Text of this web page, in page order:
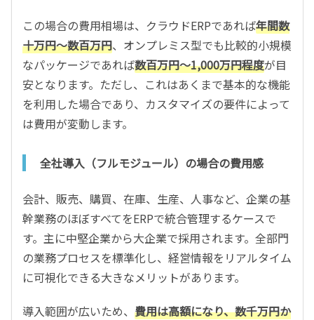
この場合の費用相場は、クラウドERPであれば年間数
十万円～数百万円、オンプレミス型でも比較的小規模
なパッケージであれば数百万円～1,000万円程度が目
安となります。ただし、これはあくまで基本的な機能
を利用した場合であり、カスタマイズの要件によって
は費用が変動します。
全社導入（フルモジュール）の場合の費用感
会計、販売、購買、在庫、生産、人事など、企業の基
幹業務のほぼすべてをERPで統合管理するケースで
す。主に中堅企業から大企業で採用されます。全部門
の業務プロセスを標準化し、経営情報をリアルタイム
に可視化できる大きなメリットがあります。
導入範囲が広いため、 費用は高額になり、数千万円か